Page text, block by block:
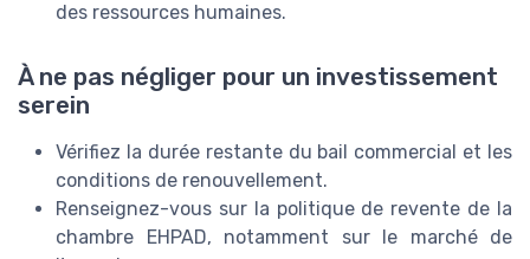
des ressources humaines.
À ne pas négliger pour un investissement
serein
Vérifiez la durée restante du bail commercial et les
conditions de renouvellement.
Renseignez-vous sur la politique de revente de la
chambre EHPAD, notamment sur le marché de